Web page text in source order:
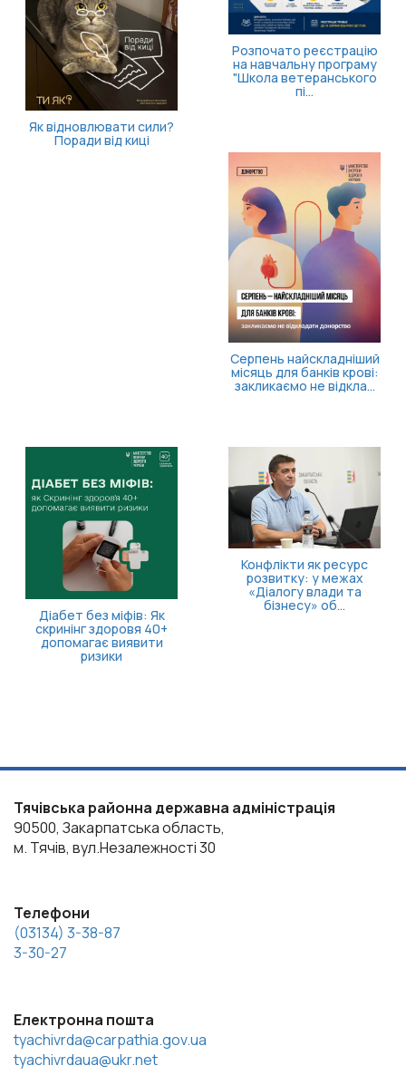
Біжимо за Героїв: в
Ужгороді відбудеться
забіг пам’яті полеглих
зах...
Закарпаття
долучається до
масштабної ініціативи
«ВСІМ. Формування к...
11 серпня відбудеться
засідання Ради з питань
внутрішньо
переміщених осіб
Більше часу на запуск
власної справи!
Безоплатна правнича
допомога для
ветеранів та їхніх
родин: які посл...
Тячівська районна державна адміністрація
90500, Закарпатська область,
м. Тячів, вул.Незалежності 30
Телефони
(03134) 3-38-87
3-30-27
Електронна пошта
tyachivrda@carpathia.gov.ua
tyachivrdaua@ukr.net